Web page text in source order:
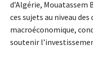
d’Algérie, Mouatassem
ces sujets au niveau
macroéconomique,
soutenir